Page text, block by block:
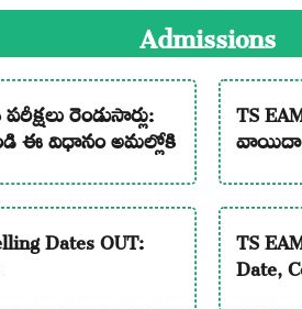
Admissions
రెండుసార్లు:
ఈ విధానం అమల్లోకి
TS
వాయిదా:
Dates OUT: TS
Date,